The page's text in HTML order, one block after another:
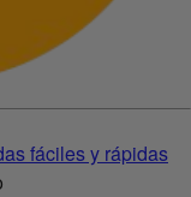
fáciles y rápidas